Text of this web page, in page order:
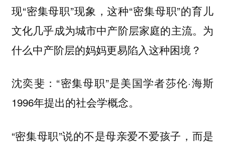
现“密集母职”现象，这种“密集母职”的育儿
文化几乎成为城市中产阶层家庭的主流。为
什么中产阶层的妈妈更易陷入这种困境？
沈奕斐 ：“密集母职”是美国学者莎伦·海斯
1996年提出的社会学概念。
“密集母职”说的不是母亲爱不爱孩子，而是